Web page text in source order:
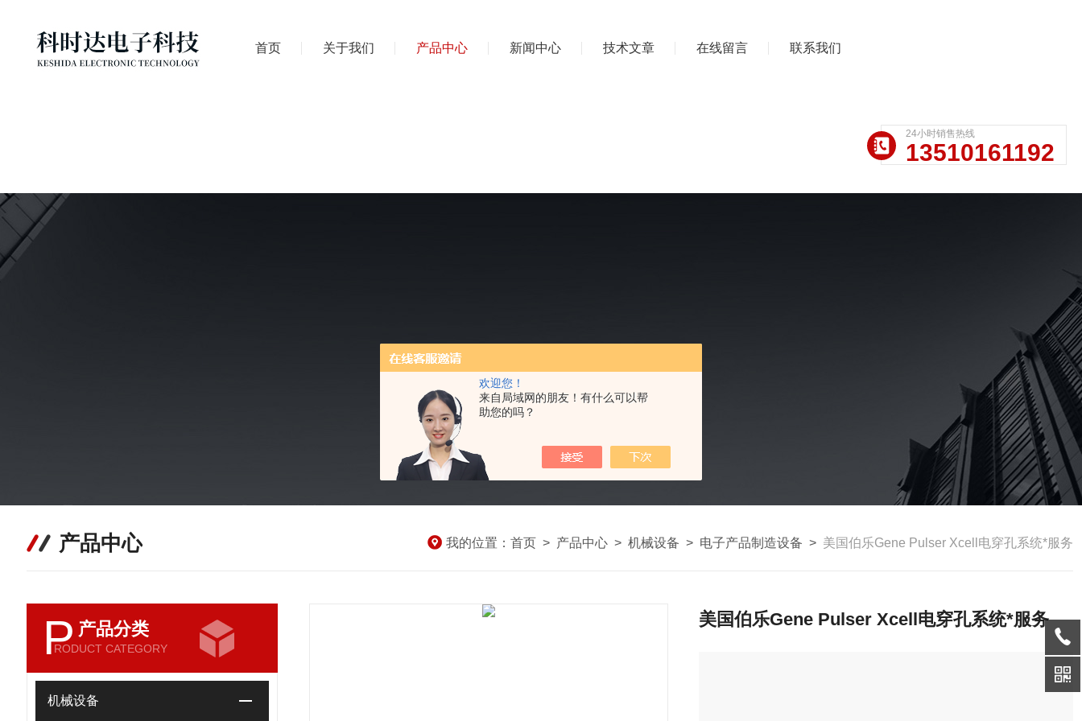
欢迎您！
来自局域网的朋友！有什么可以帮
助您的吗？
首页 关于我们 产品中心 新闻中心 技术文章 在线留言 联系我们
24小时销售热线
13510161192
产品中心 我的位置： 首页 > 产品中心 > 机械设备 > 电子产品制造设备 > 美国伯乐Gene Pulser Xcell电穿孔系统*服务
P 产品分类
RODUCT CATEGORY
机械设备
美国伯乐Gene Pulser Xcell电穿孔系统*服务